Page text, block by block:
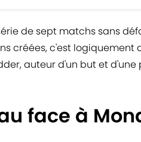
de sept matchs sans
créées, c'est logiquement
auteur d'un but et
face à